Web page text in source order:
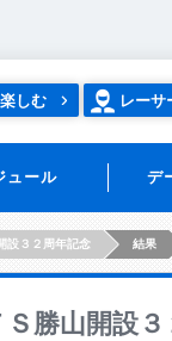
しむ レーサ
ュール デ
設３２周年記念 結果
Ｓ勝山開設